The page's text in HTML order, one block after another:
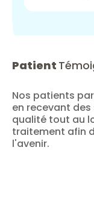
Patient
Nos patients
en recevant
qualité tout au
traitement afin
l'avenir.